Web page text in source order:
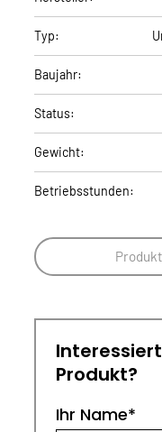
Typ:
Baujahr:
Status:
Gewicht:
Betriebsstunden:
Produkt?
Ihr Name*